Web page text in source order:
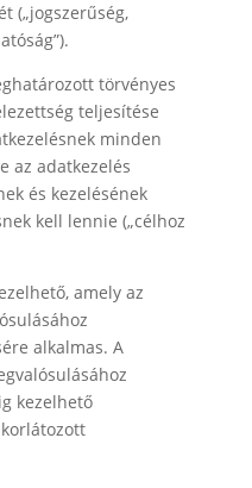
(„jogszerűség,
törvényes
teljesítése
minden
az adatkezelés
és kezelésének
kell lennie („célhoz
amely az
alkalmas. A
kezelhető